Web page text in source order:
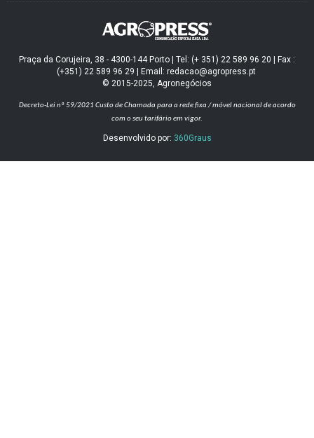
Praça da Corujeira, 38 - 4300-144 Porto | Tel: (+ 351) 22 589 96 20 | Fax :
(+351) 22 589 96 29 | Email: redacao@agropress.pt
© 2015-2025, Agronegócios
Decreto-Lei nº 59/2021 Custo de Chamada para a rede fixa / móvel nacional de acordo
com o seu tarifário em vigor.
Desenvolvido por: 360Graus